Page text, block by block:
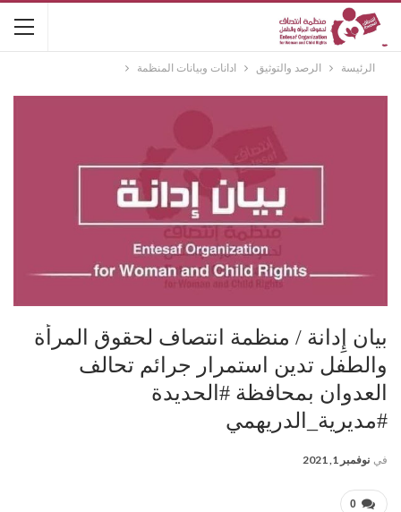
الرئيسة الرصد والتوثيق ادانات وبيانات المنظمة
بيان إِدانة / منظمة انتصاف لحقوق المرأة
والطفل تدين استمرار جرائم تحالف
العدوان بمحافظة #الحديدة
#مديرية_الدريهمي
في نوفمبر 1, 2021
0